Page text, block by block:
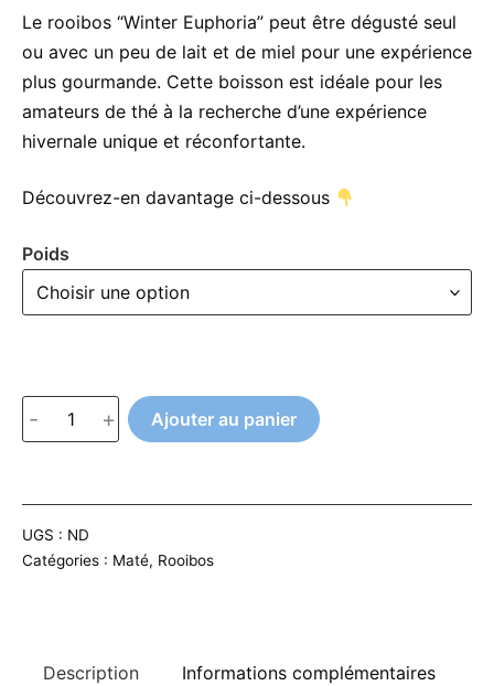
à
CHF 18.00
Le rooibos “Winter Euphoria” peut être dégusté seul
ou avec un peu de lait et de miel pour une expérience
plus gourmande. Cette boisson est idéale pour les
amateurs de thé à la recherche d’une expérience
hivernale unique et réconfortante.
Découvrez-en davantage ci-dessous
Poids
quantité
de
Winter
Euphoria
BIO
- + Ajouter au panier
UGS : ND
Catégories : Maté, Rooibos
Description Informations complémentaires